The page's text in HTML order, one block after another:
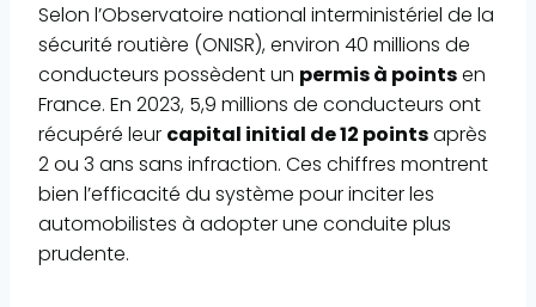
Selon l’Observatoire national interministériel de la
sécurité routière (ONISR), environ 40 millions de
conducteurs possèdent un permis à pointsen
France. En 2023, 5,9 millions de conducteurs ont
récupéré leur capital initial de 12 pointsaprès
2 ou 3 ans sans infraction. Ces chiffres montrent
bien l’efficacité du système pour inciter les
automobilistes à adopter une conduite plus
prudente.